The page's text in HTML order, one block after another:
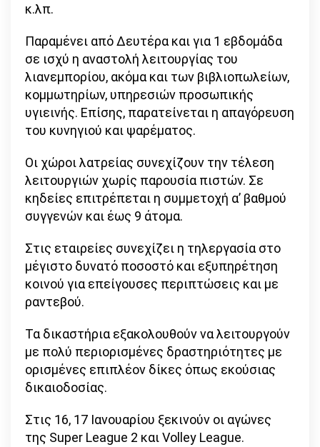
κ.λπ.
Παραμένει από Δευτέρα και για 1 εβδομάδα
σε ισχύ η αναστολή λειτουργίας του
λιανεμπορίου, ακόμα και των βιβλιοπωλείων,
κομμωτηρίων, υπηρεσιών προσωπικής
υγιεινής. Επίσης, παρατείνεται η απαγόρευση
του κυνηγιού και ψαρέματος.
Οι χώροι λατρείας συνεχίζουν την τέλεση
λειτουργιών χωρίς παρουσία πιστών. Σε
κηδείες επιτρέπεται η συμμετοχή α’ βαθμού
συγγενών και έως 9 άτομα.
Στις εταιρείες συνεχίζει η τηλεργασία στο
μέγιστο δυνατό ποσοστό και εξυπηρέτηση
κοινού για επείγουσες περιπτώσεις και με
ραντεβού.
Τα δικαστήρια εξακολουθούν να λειτουργούν
με πολύ περιορισμένες δραστηριότητες με
ορισμένες επιπλέον δίκες όπως εκούσιας
δικαιοδοσίας.
Στις 16, 17 Ιανουαρίου ξεκινούν οι αγώνες
της Super League 2 και Volley League.